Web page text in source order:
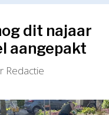
dit najaar
aangepakt
Redactie